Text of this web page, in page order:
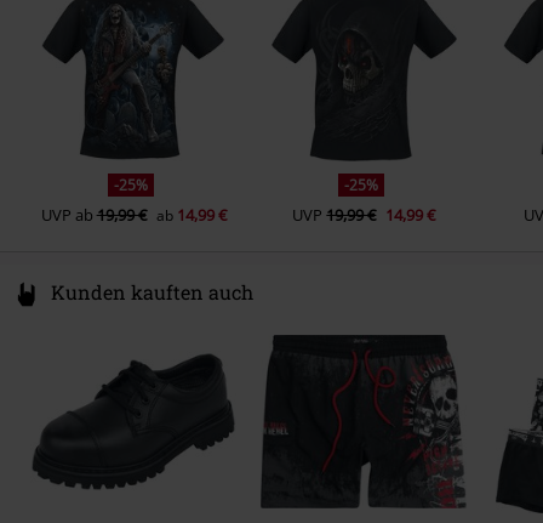
Hello@attitudeholland.nl
-25%
UVP ab19,99 € ab 14,99 €
-25%
UVP 19,99 € 14,99 €
Kunden kauften auch